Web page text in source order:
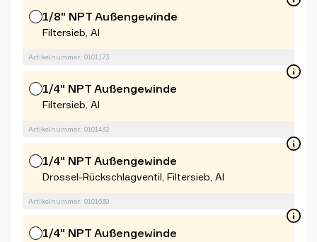
1/8" NPT Außengewinde
Filtersieb, Al
Artikelnummer: 0101173
1/4" NPT Außengewinde
Filtersieb, Al
Artikelnummer: 0101432
1/4" NPT Außengewinde
Drossel-Rückschlagventil, Filtersieb, Al
Artikelnummer: 0101639
1/4" NPT Außengewinde